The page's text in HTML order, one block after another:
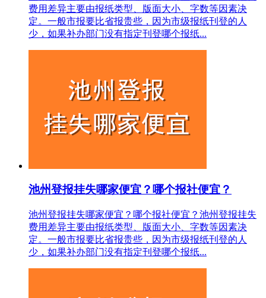
费用差异主要由报纸类型、版面大小、字数等因素决
定。一般市报要比省报贵些，因为市级报纸刊登的人
少，如果补办部门没有指定刊登哪个报纸...
池州登报挂失哪家便宜？哪个报社便宜？
池州登报挂失哪家便宜？哪个报社便宜？池州登报挂失
费用差异主要由报纸类型、版面大小、字数等因素决
定。一般市报要比省报贵些，因为市级报纸刊登的人
少，如果补办部门没有指定刊登哪个报纸...